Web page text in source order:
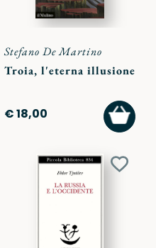
Stefano De Martino
Troia, l'eterna illusione
€ 18,00
AL